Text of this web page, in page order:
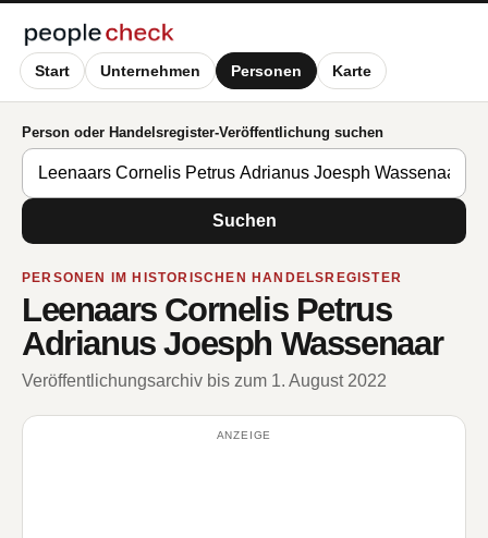
Start Unternehmen Personen Karte
Person oder Handelsregister-Veröffentlichung suchen
Suchen
PERSONEN IM HISTORISCHEN HANDELSREGISTER
Leenaars Cornelis Petrus
Adrianus Joesph Wassenaar
Veröffentlichungsarchiv bis zum 1. August 2022
ANZEIGE